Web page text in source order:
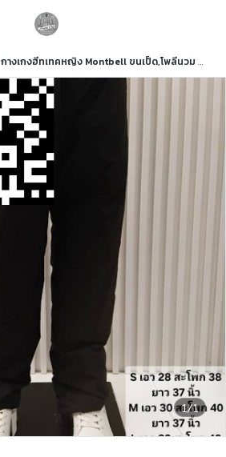
กางเกงฮีทเทคหญิง Montbell ขนเป็ด,โพลีนวม สีดำ
1/1